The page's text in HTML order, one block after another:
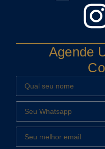
Agende